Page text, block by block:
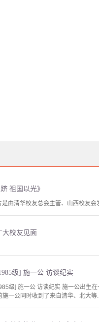
祖国以光》
由清华校友总会主管、山西校友
大校友见面
级] 施一公 访谈纪实
级] 施一公 访谈纪实 施一公出生
一公同时收到了来自清华、北大等